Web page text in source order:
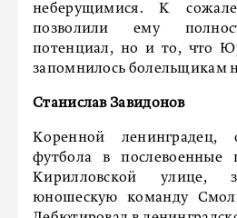
неберущимися. К
позволили ему
потенциал, но и то, что
запомнилось болельщикам
Станислав Завидонов
Коренной ленинградец,
футбола в
Кирилловской улице,
юношескую команду